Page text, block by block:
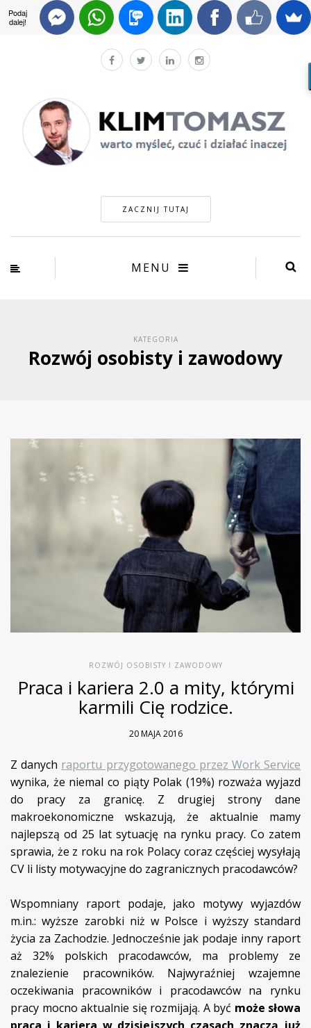
ZACZNIJ TUTAJ
MENU
KATEGORIA
Rozwój osobisty i zawodowy
ROZWÓJ OSOBISTY I ZAWODOWY
Praca i kariera 2.0 a mity, którymi
karmili Cię rodzice.
20 MAJA 2016
Z danych raportu przygotowanego przez Work Service
wynika, że niemal co piąty Polak (19%) rozważa wyjazd
do pracy za granicę. Z drugiej strony dane
makroekonomiczne wskazują, że aktualnie mamy
najlepszą od 25 lat sytuację na rynku pracy. Co zatem
sprawia, że z roku na rok Polacy coraz częściej wysyłają
CV li listy motywacyjne do zagranicznych pracodawców?
Wspomniany raport podaje, jako motywy wyjazdów
m.in.: wyższe zarobki niż w Polsce i wyższy standard
życia za Zachodzie. Jednocześnie jak podaje inny raport
aż 32% polskich pracodawców, ma problemy ze
znalezienie pracowników. Najwyraźniej wzajemne
oczekiwania pracowników i pracodawców na rynku
pracy mocno aktualnie się rozmijają. A być może słowa
Podaj
dalej!